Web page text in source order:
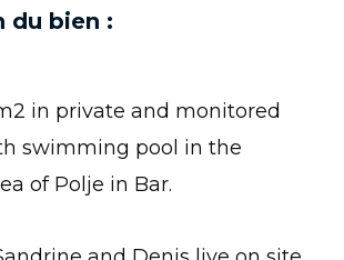
du bien :
in private and monitored
swimming pool in the
of Polje in Bar.